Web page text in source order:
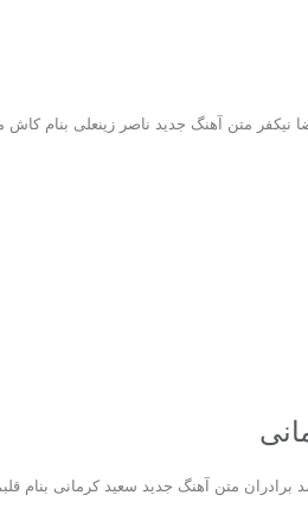
نیکفر متن آهنگ جدید ناصر زینعلی بنام کاش
متن آهنگ جدید سعید کرمانی بنام